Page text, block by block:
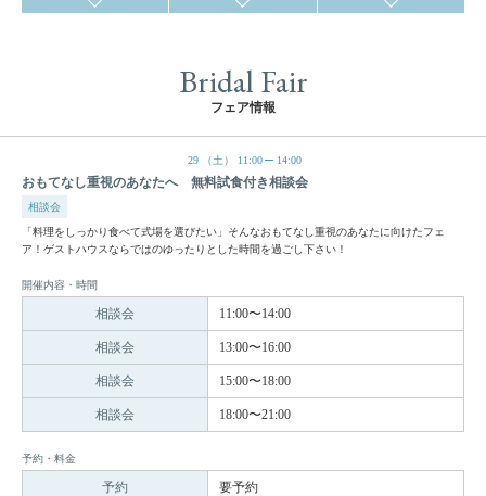
Bridal Fair
フェア情報
29 （土） 11:00 14:00
おもてなし重視のあなたへ 無料試食付き相談会
相談会
「料理をしっかり食べて式場を選びたい」そんなおもてなし重視のあなたに向けたフェ
ア！ゲストハウスならではのゆったりとした時間を過ごし下さい！
開催内容・時間
相談会 11:00〜14:00
相談会 13:00〜16:00
相談会 15:00〜18:00
相談会 18:00〜21:00
予約・料金
予約 要予約